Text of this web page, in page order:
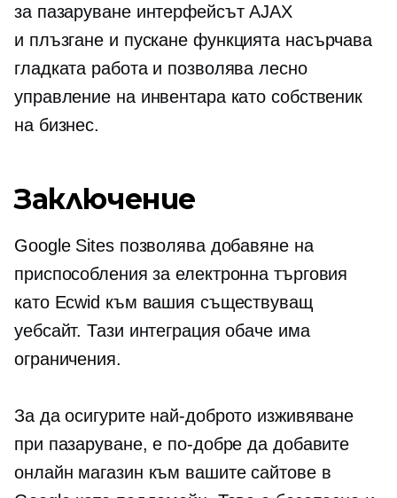
за пазаруване интерфейсът AJAX
и плъзгане и пускане функцията насърчава
гладката работа и позволява лесно
управление на инвентара като собственик
на бизнес.
Заключение
Google Sites позволява добавяне на
приспособления за електронна търговия
като Ecwid към вашия съществуващ
уебсайт. Тази интеграция обаче има
ограничения.
За да осигурите най-доброто изживяване
при пазаруване, е по-добре да добавите
онлайн магазин към вашите сайтове в